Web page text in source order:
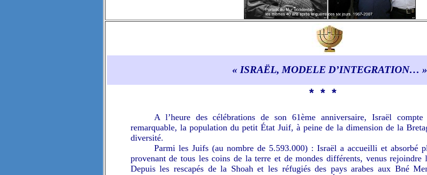
« ISRAËL, MODELE D’INTEGRATION… »
* * *
A l’heure des célébrations de son 61ème anniversaire, Israël
remarquable, la population du petit État Juif, à peine de la dimension de la
diversité.
Parmi les Juifs (au nombre de 5.593.000) : Israël a accueilli et absorbé
provenant de tous les coins de la terre et de mondes différents, venus rejoindre
Depuis les rescapés de la Shoah et les réfugiés des pays arabes aux Bné